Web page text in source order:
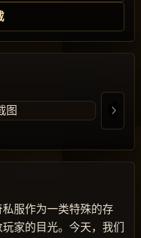
服作为一类特殊的存
家的目光。今天，我们